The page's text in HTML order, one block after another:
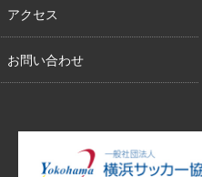
アクセス
お問い合わせ